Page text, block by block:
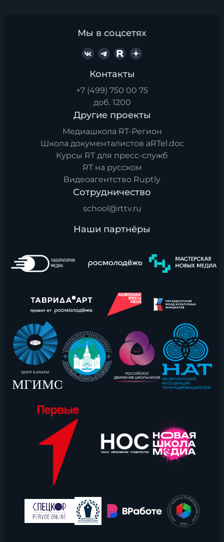
Мы в соцсетях
Контакты
+7 (499) 750 00 75
доб. 1200
Другие проекты
Медиашкола RT-Регион
Школа документалистов aRTel.doc
Курсы RT для пресс-служб
RT на русском
Видеоагентство Ruptly
Сотрудничество
school@rttv.ru
Наши партнёры